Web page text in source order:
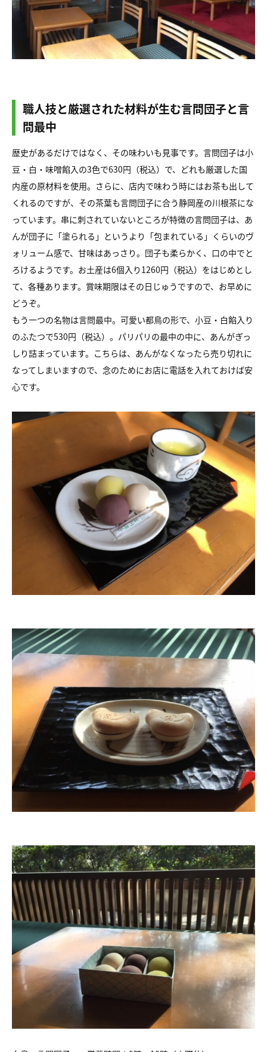
職人技と厳選された材料が生む言問団子と言
問最中
歴史があるだけではなく、その味わいも見事です。言問団子は小
豆・白・味噌餡入の3色で630円（税込）で、どれも厳選した国
内産の原材料を使用。さらに、店内で味わう時にはお茶も出して
くれるのですが、その茶葉も言問団子に合う静岡産の川根茶にな
っています。串に刺されていないところが特徴の言問団子は、あ
んが団子に「塗られる」というより「包まれている」くらいのヴ
ォリューム感で、甘味はあっさり。団子も柔らかく、口の中でと
ろけるようです。お土産は6個入り1260円（税込）をはじめとし
て、各種あります。賞味期限はその日じゅうですので、お早めに
どうぞ。
もう一つの名物は言問最中。可愛い都鳥の形で、小豆・白餡入り
のふたつで530円（税込）。パリパリの最中の中に、あんがぎっ
しり詰まっています。こちらは、あんがなくなったら売り切れに
なってしまいますので、念のためにお店に電話を入れておけば安
心です。